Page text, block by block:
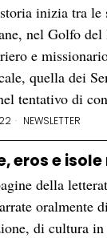
inizia tra le
nel Golfo del
e
quella dei
tentativo di
NEWSLETTER
eros e
della
oralmente
di cultura